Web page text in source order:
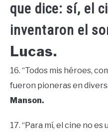
que dice: sí, el
inventaron el
Lucas.
16. “Todos mis héroes,
fueron pioneras en
Manson.
17. “Para mí, el cine no